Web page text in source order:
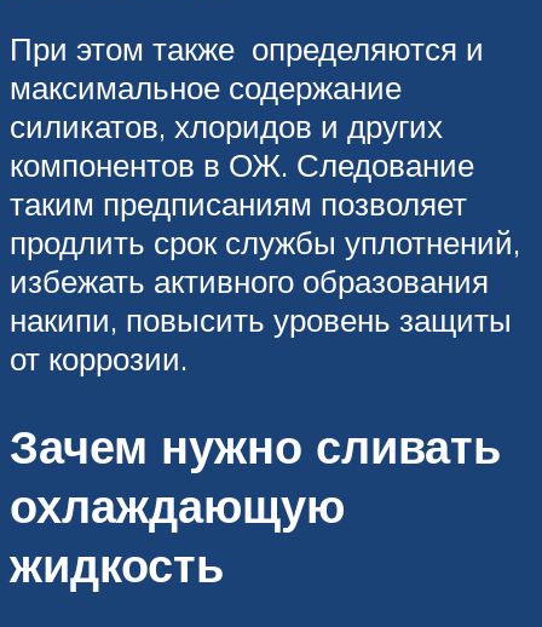
При этом также определяются и
максимальное содержание
силикатов, хлоридов и других
компонентов в ОЖ. Следование
таким предписаниям позволяет
продлить срок службы уплотнений,
избежать активного образования
накипи, повысить уровень защиты
от коррозии.
Зачем нужно сливать
охлаждающую
жидкость